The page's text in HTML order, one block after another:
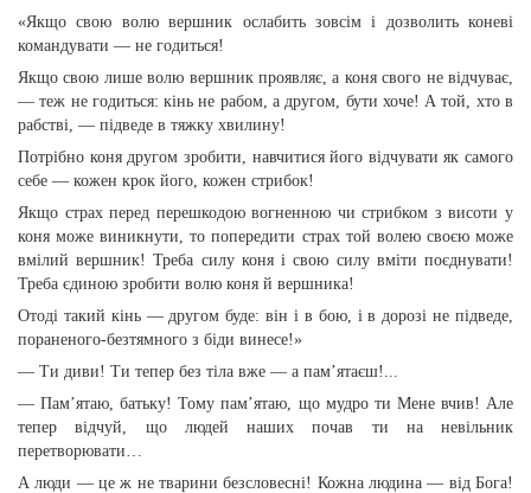
«Якщо свою волю вершник ослабить зовсім і дозволить коневі
командувати — не годиться!
Якщо свою лише волю вершник проявляє, а коня свого не відчуває,
— теж не годиться: кінь не рабом, а другом, бути хоче! А той, хто в
рабстві, — підведе в тяжку хвилину!
Потрібно коня другом зробити, навчитися його відчувати як самого
себе — кожен крок його, кожен стрибок!
Якщо страх перед перешкодою вогненною чи стрибком з висоти у
коня може виникнути, то попередити страх той волею своєю може
вмілий вершник! Треба силу коня і свою силу вміти поєднувати!
Треба єдиною зробити волю коня й вершника!
Отоді такий кінь — другом буде: він і в бою, і в дорозі не підведе,
пораненого-безтямного з біди винесе!»
— Ти диви! Ти тепер без тіла вже — а пам’ятаєш!...
— Пам’ятаю, батьку! Тому пам’ятаю, що мудро ти Мене вчив! Але
тепер відчуй, що людей наших почав ти на невільник
перетворювати…
А люди — це ж не тварини безсловесні! Кожна людина — від Бога!